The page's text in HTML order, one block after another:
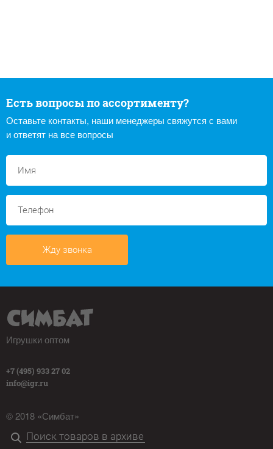
Есть вопросы по ассортименту?
Оставьте контакты, наши менеджеры свяжутся с вами
и ответят на все вопросы
Жду звонка
Игрушки оптом
+7 (495) 933 27 02
info@igr.ru
© 2018 «Симбат»